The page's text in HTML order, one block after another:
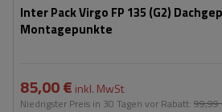
Inter Pack Virgo FP 135 (G2)
Montagepunkte
85,00 € inkl. MwSt
Niedrigster Preis in 30 Tagen vor Rabatt: 99,99